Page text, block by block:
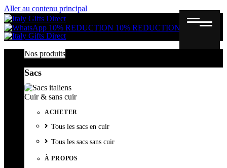
Aller au contenu principal
10% REDUCTION 10% REDUCTION
Nos produits
Sacs
Cuir & sans cuir
ACHETER
Tous les sacs en cuir
Tous les sacs sans cuir
À PROPOS